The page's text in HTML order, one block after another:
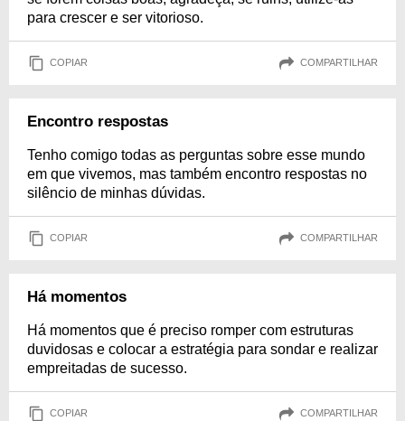
para crescer e ser vitorioso.
COPIAR COMPARTILHAR
Encontro respostas
Tenho comigo todas as perguntas sobre esse mundo
em que vivemos, mas também encontro respostas no
silêncio de minhas dúvidas.
COPIAR COMPARTILHAR
Há momentos
Há momentos que é preciso romper com estruturas
duvidosas e colocar a estratégia para sondar e realizar
empreitadas de sucesso.
COPIAR COMPARTILHAR